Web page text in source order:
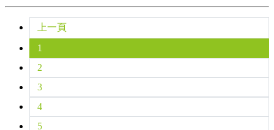
上一頁
1
2
3
4
5